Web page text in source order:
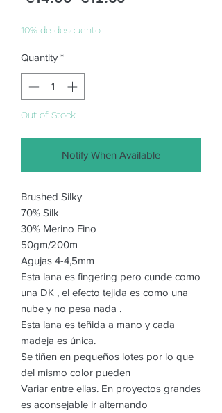
10% de descuento
Quantity *
Out of Stock
Notify When Available
Brushed Silky
70% Silk
30% Merino Fino
50gm/200m
Agujas 4-4,5mm
Esta lana es fingering pero cunde como
una DK , el efecto tejida es como una
nube y no pesa nada .
Esta lana es teñida a mano y cada
madeja es única.
Se tiñen en pequeños lotes por lo que
del mismo color pueden
Variar entre ellas. En proyectos grandes
es aconsejable ir alternando